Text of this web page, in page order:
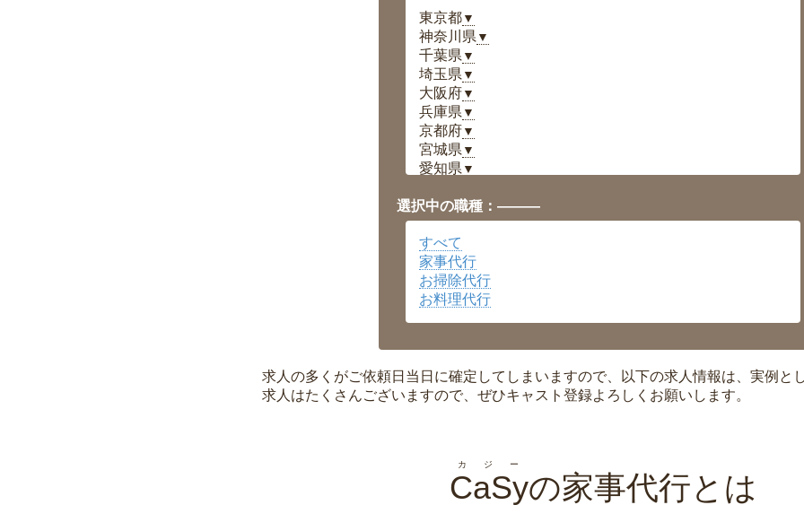
東京都▼
神奈川県 ▼
千葉県 ▼
埼玉県 ▼
大阪府▼
兵庫県 ▼
京都府▼
宮城県 ▼
愛知県 ▼
岡山県▼
広島県▼
沖縄県
選択中の職種：———
すべて
家事代行
お掃除代行
お料理代行
求人の多くがご依頼日当日に確定してしまいますので、以下の求人情報は、実例と
求人はたくさんございますので、ぜひキャスト登録よろしくお願いします。
CaSy
カジー
の家事代行とは